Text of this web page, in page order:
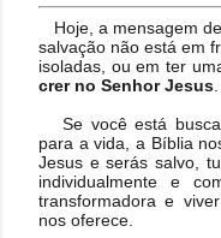
Hoje, a mensagem
salvação não está em
isoladas, ou em ter
crer no Senhor Jesus
Se você está
para a vida, a Bíblia
Jesus e serás salvo,
individualmente e
transformadora e
nos oferece.